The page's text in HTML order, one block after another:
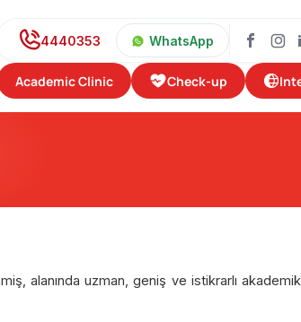
4440353 WhatsApp
Academic Clinic Check-up
alanında uzman, geniş ve istikrarlı